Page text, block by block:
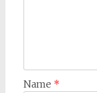
Name *